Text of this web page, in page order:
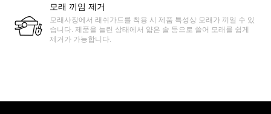
모래 끼임 제거
모래사장에서 래쉬가드를 착용 시 제품 특성상 모래가 끼일 수 있
습니다. 제품을 늘린 상태에서 얇은 솔 등으로 쓸어 모래를 쉽게
제거가 가능합니다.